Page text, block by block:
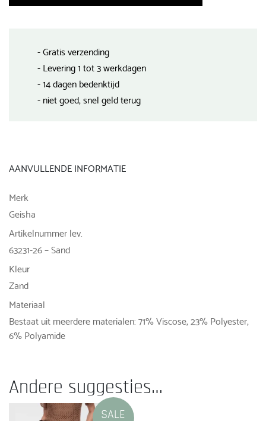
- Gratis verzending
- Levering 1 tot 3 werkdagen
- 14 dagen bedenktijd
- niet goed, snel geld terug
AANVULLENDE INFORMATIE
Merk
Geisha
Artikelnummer lev.
63231-26 – Sand
Kleur
Zand
Materiaal
Bestaat uit meerdere materialen: 71% Viscose, 23% Polyester,
6% Polyamide
Andere suggesties…
SALE